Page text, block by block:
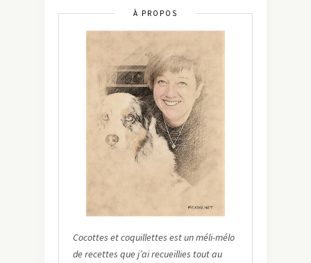
À PROPOS
Cocottes et coquillettes est un méli-mélo
de recettes que j’ai recueillies tout au